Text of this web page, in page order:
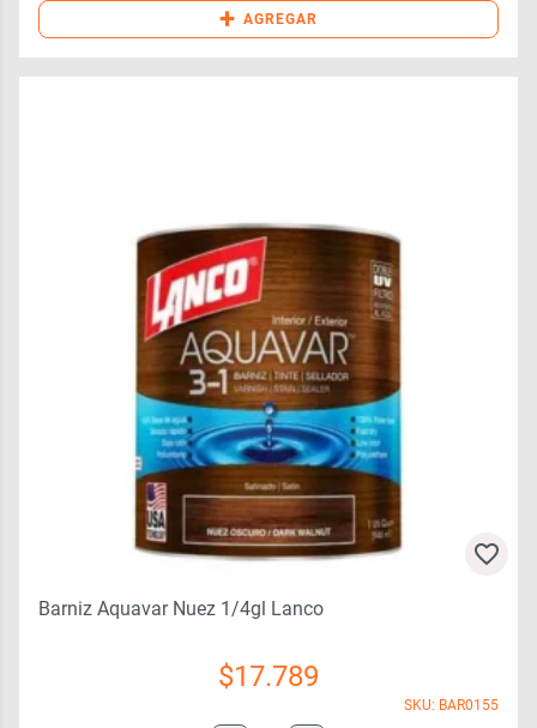
+ AGREGAR
Barniz Aquavar Nuez 1/4gl Lanco
$17.789
SKU: BAR0155